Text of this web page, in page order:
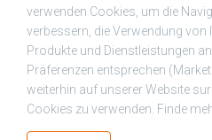
verwenden Cookies, um die
verbessern, die Verwendung von
Produkte und Dienstleistungen
Präferenzen entsprechen
weiterhin auf unserer Website
Cookies zu verwenden. Finde
check